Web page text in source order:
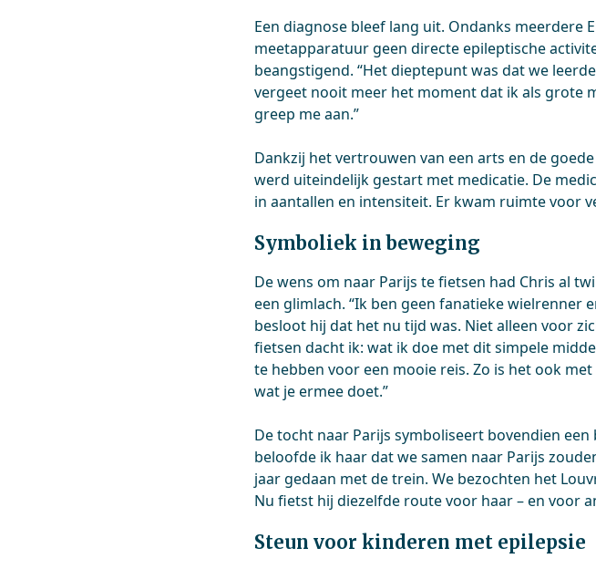
Een diagnose bleef lang uit. Ondanks meerdere
meetapparatuur geen directe epileptische
beangstigend. “Het dieptepunt was dat we
vergeet nooit meer het moment dat ik als grote
greep me aan.”
Dankzij het vertrouwen van een arts en de
werd uiteindelijk gestart met medicatie. De
in aantallen en intensiteit. Er kwam ruimte voor
Symboliek in beweging
De wens om naar Parijs te fietsen had Chris al
een glimlach. “Ik ben geen fanatieke wielrenner
besloot hij dat het nu tijd was. Niet alleen voor
fietsen dacht ik: wat ik doe met dit simpele
te hebben voor een mooie reis. Zo is het ook
wat je ermee doet.”
De tocht naar Parijs symboliseert bovendien een
beloofde ik haar dat we samen naar Parijs
jaar gedaan met de trein. We bezochten het
Nu fietst hij diezelfde route voor haar – en voor
Steun voor kinderen met epilepsie